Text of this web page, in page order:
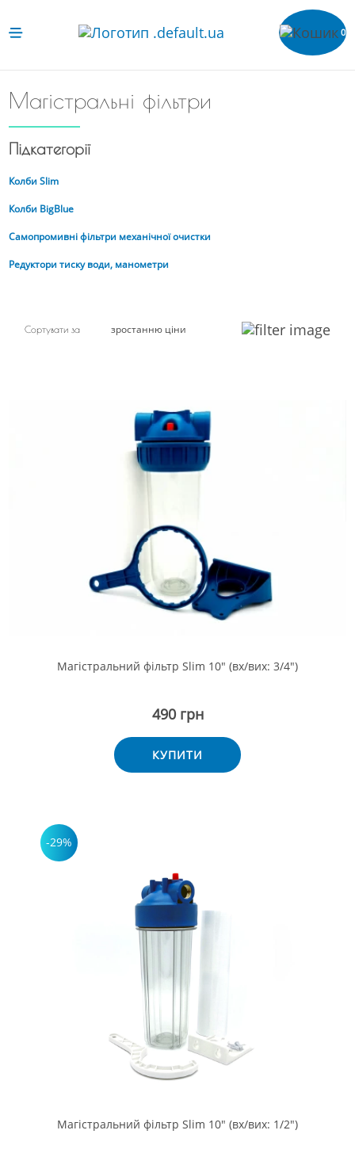
0
Магістральні фільтри
Підкатегорії
Колби Slim
Колби BigBlue
Самопромивні фільтри механічної очистки
Редуктори тиску води, манометри
Сортувати за зростанню ціни
Магістральний фільтр Slim 10" (вх/вих: 3/4")
490 грн
КУПИТИ
-29%
Магістральний фільтр Slim 10" (вх/вих: 1/2")